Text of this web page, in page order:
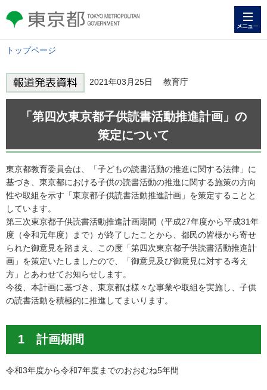
東京都 TOKYO METROPOLITAN
GOVERNMENT
トップページ
2021年03月25日 教育庁
「第四次東京都子供読書活動推進計画」の
策定について
東京都教育委員会は、「子どもの読書活動の推進に関する法律」に
基づき、東京都における子供の読書活動の推進に関する施策の方向
性や取組を示す「東京都子供読書活動推進計画」を策定することと
しています。
第三次東京都子供読書活動推進計画期間（平成27年度から平成31年
度（令和元年度）まで）が終了したことから、都民の皆様から寄せ
られた御意見を踏まえ、この度「第四次東京都子供読書活動推進計
画」を策定いたしましたので、「御意見及び御意見に対する考え
方」とあわせてお知らせします。
今後、本計画に基づき、東京都は様々な事業や取組を実施し、子供
の読書活動を積極的に推進してまいります。
1 計画期間
令和3年度から令和7年度までのおおむね5年間